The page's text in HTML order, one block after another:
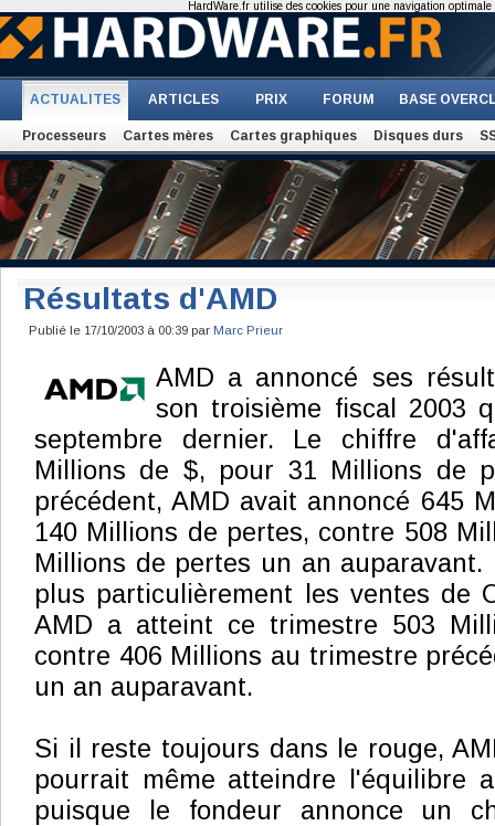
ACTUALITES ARTICLES PRIX FORUM BASE
Processeurs Cartes mères Cartes graphiques Disques durs
Résultats d'AMD
Publié le 17/10/2003 à 00:39 par Marc Prieur
AMD a annoncé ses
son troisième fiscal 2003
septembre dernier. Le chiffre
Millions de $, pour 31 Millions de
précédent, AMD avait annoncé 645
140 Millions de pertes, contre 508
Millions de pertes un an
plus particulièrement les ventes de
AMD a atteint ce trimestre 503
contre 406 Millions au trimestre
un an auparavant.
Si il reste toujours dans le rouge,
pourrait même atteindre l'équilibre
puisque le fondeur annonce un
HardWare.fr utilise des cookies pour une navigation